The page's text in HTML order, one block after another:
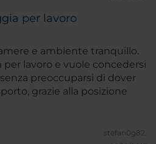
per lavoro
e ambiente tranquillo.
per lavoro e vuole concedersi
preoccuparsi di dover
grazie alla posizione
stefan0g82.